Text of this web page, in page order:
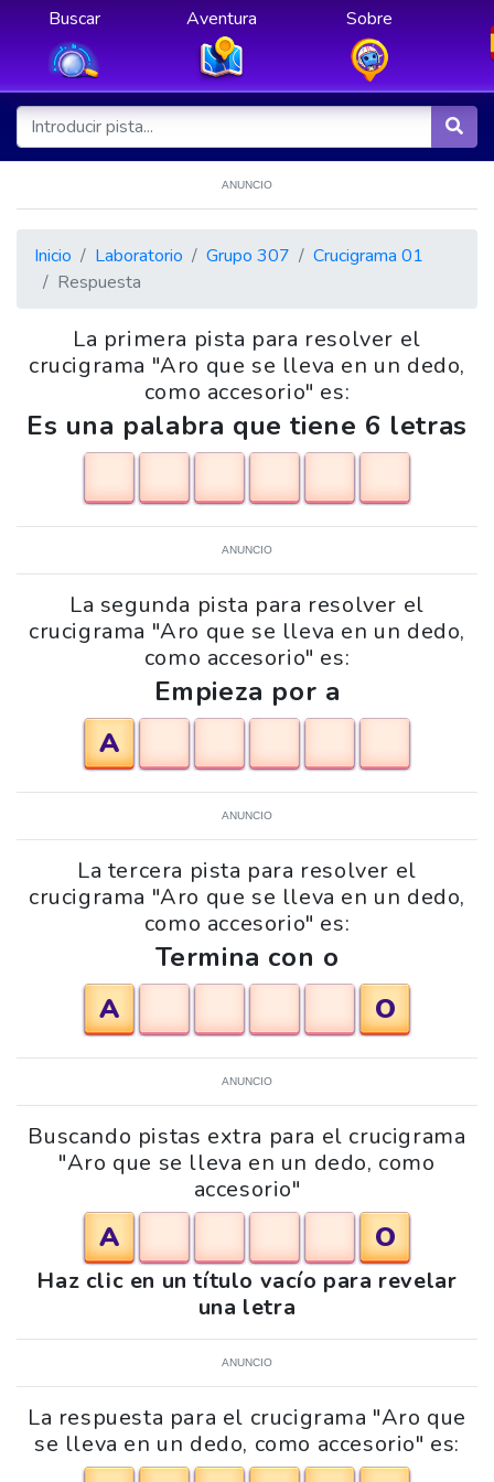
Buscar Aventura Sobre
ANUNCIO
Inicio Laboratorio Grupo 307
Crucigrama 01
Respuesta
La primera pista para resolver el
crucigrama "Aro que se lleva en un dedo,
como accesorio" es:
Es una palabra que tiene 6 letras
ANUNCIO
La segunda pista para resolver el
crucigrama "Aro que se lleva en un dedo,
como accesorio" es:
Empieza por a
A
ANUNCIO
La tercera pista para resolver el
crucigrama "Aro que se lleva en un dedo,
como accesorio" es:
Termina con o
A
O
ANUNCIO
Buscando pistas extra para el crucigrama
"Aro que se lleva en un dedo, como
accesorio"
A O
Haz clic en un título vacío para revelar
una letra
ANUNCIO
La respuesta para el crucigrama "Aro que
se lleva en un dedo, como accesorio" es: